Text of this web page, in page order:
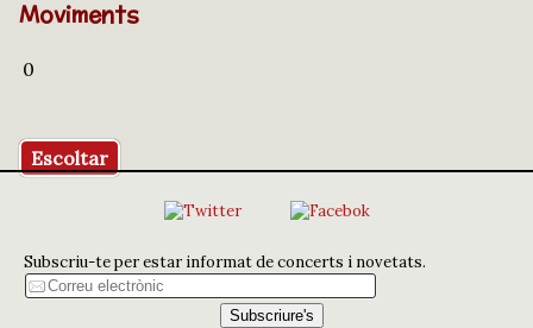
Moviments
0
Escoltar
Subscriu-te per estar informat de concerts i novetats.